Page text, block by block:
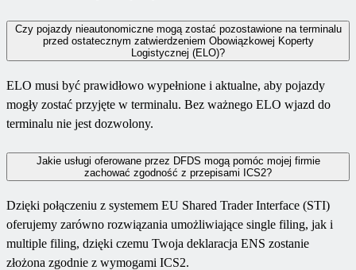
Czy pojazdy nieautonomiczne mogą zostać pozostawione na terminalu
przed ostatecznym zatwierdzeniem Obowiązkowej Koperty
Logistycznej (ELO)?
ELO musi być prawidłowo wypełnione i aktualne, aby pojazdy
mogły zostać przyjęte w terminalu. Bez ważnego ELO wjazd do
terminalu nie jest dozwolony.
Jakie usługi oferowane przez DFDS mogą pomóc mojej firmie
zachować zgodność z przepisami ICS2?
Dzięki połączeniu z systemem EU Shared Trader Interface (STI)
oferujemy zarówno rozwiązania umożliwiające single filing, jak i
multiple filing, dzięki czemu Twoja deklaracja ENS zostanie
złożona zgodnie z wymogami ICS2.